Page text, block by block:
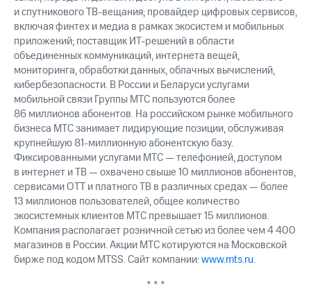
выкупа
акций
Дивиденды
Рынок
облигаций
Описание
Еврооблигации-2023
Уведомление
о
погашении
именных
облигаций
Другое
Регистратор
Реквизиты
Контакты
развитие
деловая этика
и спутникового ТВ-вещания; провайдер цифровых сервисов,
включая финтех и медиа в рамках экосистем и мобильных
приложений; поставщик ИТ-решений в области
объединенных коммуникаций, интернета вещей,
мониторинга, обработки данных, облачных вычислений,
кибербезопасности. В России и Беларуси услугами
мобильной связи Группы МТС пользуются более
86 миллионов абонентов. На российском рынке мобильного
бизнеса МТС занимает лидирующие позиции, обслуживая
крупнейшую 81-миллионную абонентскую базу.
Фиксированными услугами МТС — телефонией, доступом
в интернет и ТВ — охвачено свыше 10 миллионов абонентов,
сервисами OTT и платного ТВ в различных средах — более
13 миллионов пользователей, общее количество
экосистемных клиентов МТС превышает 15 миллионов.
Компания располагает розничной сетью из более чем 4 400
магазинов в России. Акции МТС котируются на Московской
бирже под кодом MTSS. Сайт компании:www.mts.ru.
* * *